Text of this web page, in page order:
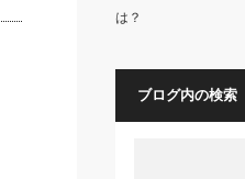
は？
ブログ内の検索